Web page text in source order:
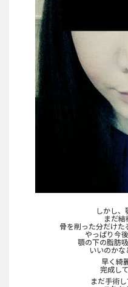
しかし、
まだ結
骨を削った分だけ
やっぱり今
顎の下の脂肪
いいのかな
早く綺
完成し
まだ手術